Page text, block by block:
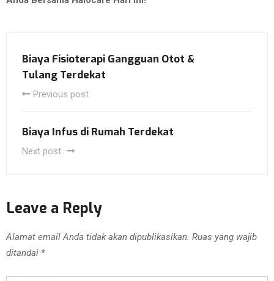
Biaya Fisioterapi Gangguan Otot &
Tulang Terdekat
Previous post
Biaya Infus di Rumah Terdekat
Next post
Leave a Reply
Alamat email Anda tidak akan dipublikasikan. Ruas yang wajib
ditandai *